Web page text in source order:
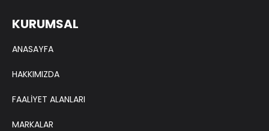
KURUMSAL
ANASAYFA
HAKKIMIZDA
FAALİYET ALANLARI
MARKALAR